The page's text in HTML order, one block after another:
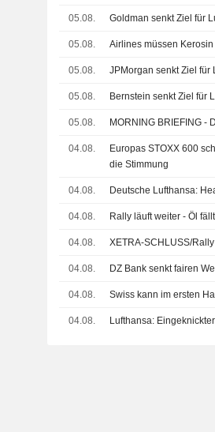
05.08. Goldman senkt Ziel für
05.08. Airlines müssen
05.08. JPMorgan senkt Ziel für
05.08. Bernstein senkt Ziel für
05.08. MORNING BRIEFING -
04.08.
Europas STOXX 600
die Stimmung
04.08. Deutsche Lufthansa:
04.08. Rally läuft weiter - Öl
04.08. XETRA-SCHLUSS/
04.08. DZ Bank senkt fairen
04.08. Swiss kann im ersten
04.08. Lufthansa: